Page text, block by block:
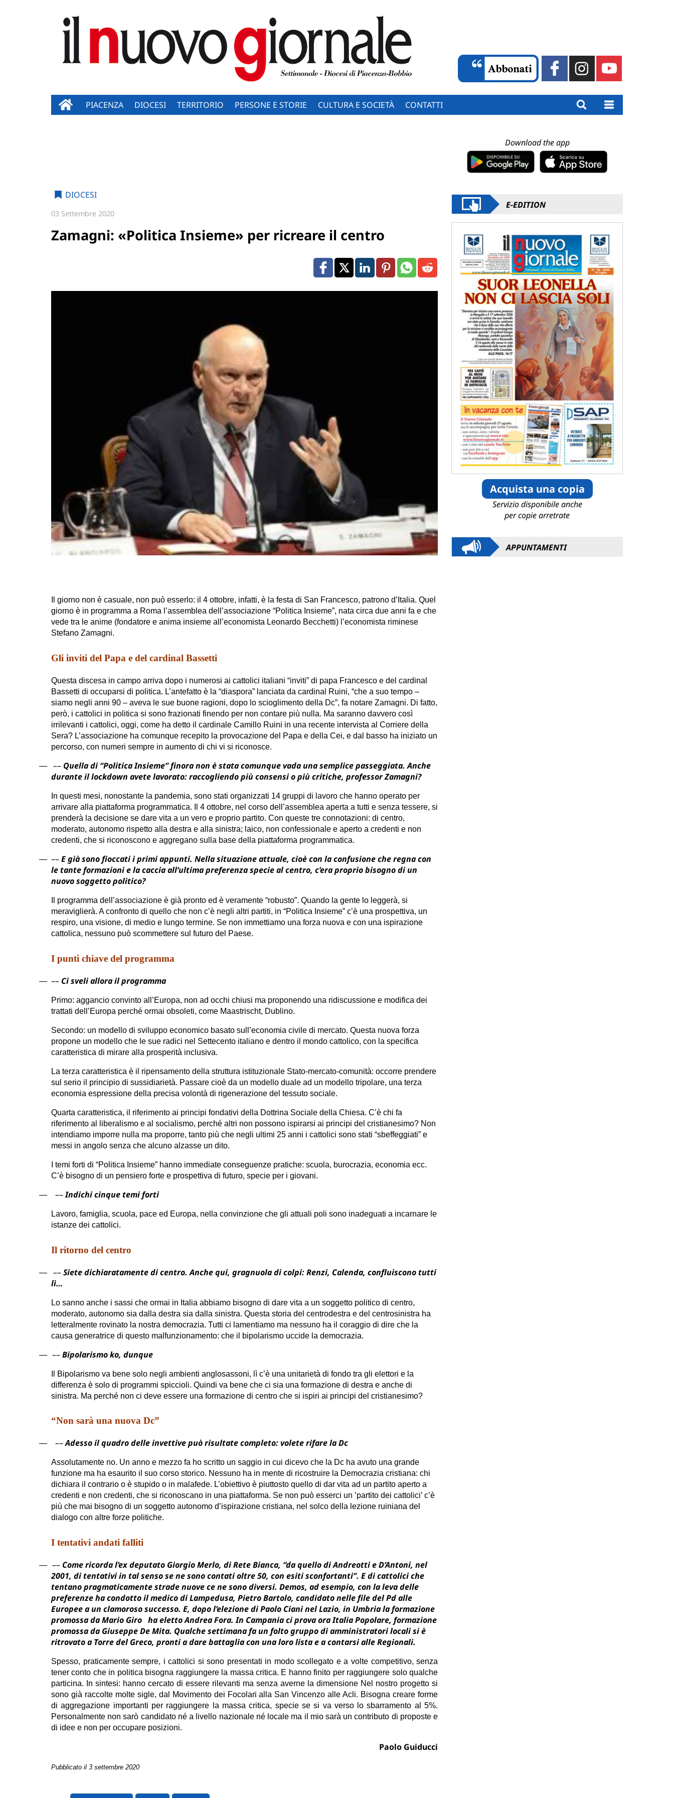
PIACENZA DIOCESI TERRITORIO PERSONE E STORIE CULTURA E SOCIETÀ CONTATTI
DIOCESI
03 Settembre 2020
Zamagni: «Politica Insieme» per ricreare il centro
Il giorno non è casuale, non può esserlo: il 4 ottobre, infatti, è la festa di San Francesco, patrono d’Italia. Quel
giorno è in programma a Roma l’assemblea dell’associazione “Politica Insieme”, nata circa due anni fa e che
vede tra le anime (fondatore e anima insieme all’economista Leonardo Becchetti) l’economista riminese
Stefano Zamagni.
Gli inviti del Papa e del cardinal Bassetti
Questa discesa in campo arriva dopo i numerosi ai cattolici italiani “inviti” di papa Francesco e del cardinal
Bassetti di occuparsi di politica. L’antefatto è la “diaspora” lanciata da cardinal Ruini, “che a suo tempo –
siamo negli anni 90 – aveva le sue buone ragioni, dopo lo scioglimento della Dc”, fa notare Zamagni. Di fatto,
però, i cattolici in politica si sono frazionati finendo per non contare più nulla. Ma saranno davvero così
irrilevanti i cattolici, oggi, come ha detto il cardinale Camillo Ruini in una recente intervista al Corriere della
Sera? L’associazione ha comunque recepito la provocazione del Papa e della Cei, e dal basso ha iniziato un
percorso, con numeri sempre in aumento di chi vi si riconosce.
— –– Quella di “Politica Insieme” finora non è stata comunque vada una semplice passeggiata. Anche
durante il lockdown avete lavorato: raccogliendo più consensi o più critiche, professor Zamagni?
In questi mesi, nonostante la pandemia, sono stati organizzati 14 gruppi di lavoro che hanno operato per
arrivare alla piattaforma programmatica. Il 4 ottobre, nel corso dell’assemblea aperta a tutti e senza tessere, si
prenderà la decisione se dare vita a un vero e proprio partito. Con queste tre connotazioni: di centro,
moderato, autonomo rispetto alla destra e alla sinistra; laico, non confessionale e aperto a credenti e non
credenti, che si riconoscono e aggregano sulla base della piattaforma programmatica.
— ––E già sono fioccati i primi appunti. Nella situazione attuale, cioè con la confusione che regna con
le tante formazioni e la caccia all’ultima preferenza specie al centro, c’era proprio bisogno di un
nuovo soggetto politico?
Il programma dell’associazione è già pronto ed è veramente “robusto”. Quando la gente lo leggerà, si
meraviglierà. A confronto di quello che non c’è negli altri partiti, in “Politica Insieme” c’è una prospettiva, un
respiro, una visione, di medio e lungo termine. Se non immettiamo una forza nuova e con una ispirazione
cattolica, nessuno può scommettere sul futuro del Paese.
I punti chiave del programma
— –– Ci sveli allora il programma
Primo: aggancio convinto all’Europa, non ad occhi chiusi ma proponendo una ridiscussione e modifica dei
trattati dell’Europa perché ormai obsoleti, come Maastrischt, Dublino.
Secondo: un modello di sviluppo economico basato sull’economia civile di mercato. Questa nuova forza
propone un modello che le sue radici nel Settecento italiano e dentro il mondo cattolico, con la specifica
caratteristica di mirare alla prosperità inclusiva.
La terza caratteristica è il ripensamento della struttura istituzionale Stato-mercato-comunità: occorre prendere
sul serio il principio di sussidiarietà. Passare cioè da un modello duale ad un modello tripolare, una terza
economia espressione della precisa volontà di rigenerazione del tessuto sociale.
Quarta caratteristica, il riferimento ai principi fondativi della Dottrina Sociale della Chiesa. C’è chi fa
riferimento al liberalismo e al socialismo, perché altri non possono ispirarsi ai principi del cristianesimo? Non
intendiamo imporre nulla ma proporre, tanto più che negli ultimi 25 anni i cattolici sono stati “sbeffeggiati” e
messi in angolo senza che alcuno alzasse un dito.
I temi forti di “Politica Insieme” hanno immediate conseguenze pratiche: scuola, burocrazia, economia ecc.
C’è bisogno di un pensiero forte e prospettiva di futuro, specie per i giovani.
— ––Indichi cinque temi forti
Lavoro, famiglia, scuola, pace ed Europa, nella convinzione che gli attuali poli sono inadeguati a incarnare le
istanze dei cattolici.
Il ritorno del centro
— ––Siete dichiaratamente di centro. Anche qui, gragnuola di colpi: Renzi, Calenda, confluiscono tutti
lì…
Lo sanno anche i sassi che ormai in Italia abbiamo bisogno di dare vita a un soggetto politico di centro,
moderato, autonomo sia dalla destra sia dalla sinistra. Questa storia del centrodestra e del centrosinistra ha
letteralmente rovinato la nostra democrazia. Tutti ci lamentiamo ma nessuno ha il coraggio di dire che la
causa generatrice di questo malfunzionamento: che il bipolarismo uccide la democrazia.
— ––Bipolarismo ko, dunque
Il Bipolarismo va bene solo negli ambienti anglosassoni, lì c’è una unitarietà di fondo tra gli elettori e la
differenza è solo di programmi spiccioli. Quindi va bene che ci sia una formazione di destra e anche di
sinistra. Ma perché non ci deve essere una formazione di centro che si ispiri ai principi del cristianesimo?
“Non sarà una nuova Dc”
— ––Adesso il quadro delle invettive può risultate completo: volete rifare la Dc
Assolutamente no. Un anno e mezzo fa ho scritto un saggio in cui dicevo che la Dc ha avuto una grande
funzione ma ha esaurito il suo corso storico. Nessuno ha in mente di ricostruire la Democrazia cristiana: chi
dichiara il contrario o è stupido o in malafede. L’obiettivo è piuttosto quello di dar vita ad un partito aperto a
credenti e non credenti, che si riconoscano in una piattaforma. Se non può esserci un ’partito dei cattolici’ c’è
più che mai bisogno di un soggetto autonomo d’ispirazione cristiana, nel solco della lezione ruiniana del
dialogo con altre forze politiche.
I tentativi andati falliti
— –– Come ricorda l’ex deputato Giorgio Merlo, di Rete Bianca, “da quello di Andreotti e D’Antoni, nel
2001, di tentativi in tal senso se ne sono contati oltre 50, con esiti sconfortanti”. E di cattolici che
tentano pragmaticamente strade nuove ce ne sono diversi. Demos, ad esempio, con la leva delle
preferenze ha condotto il medico di Lampedusa, Pietro Bartolo, candidato nelle file del Pd alle
Europee a un clamoroso successo. E, dopo l’elezione di Paolo Ciani nel Lazio, in Umbria la formazione
promossa da Mario Giro ha eletto Andrea Fora. In Campania ci prova ora Italia Popolare, formazione
promossa da Giuseppe De Mita. Qualche settimana fa un folto gruppo di amministratori locali si è
ritrovato a Torre del Greco, pronti a dare battaglia con una loro lista e a contarsi alle Regionali.
Spesso, praticamente sempre, i cattolici si sono presentati in modo scollegato e a volte competitivo, senza
tener conto che in politica bisogna raggiungere la massa critica. E hanno finito per raggiungere solo qualche
particina. In sintesi: hanno cercato di essere rilevanti ma senza averne la dimensione Nel nostro progetto si
sono già raccolte molte sigle, dal Movimento dei Focolari alla San Vincenzo alle Acli. Bisogna creare forme
di aggregazione importanti per raggiungere la massa critica, specie se si va verso lo sbarramento al 5%.
Personalmente non sarò candidato né a livello nazionale né locale ma il mio sarà un contributo di proposte e
di idee e non per occupare posizioni.
Paolo Guiducci
Pubblicato il 3 settembre 2020
Download the app
E-EDITION
Acquista una copia
Servizio disponibile anche
per copie arretrate
APPUNTAMENTI